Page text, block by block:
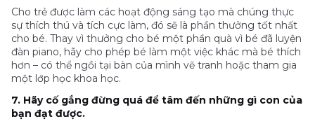
Cho trẻ được làm các hoạt động sáng tạo mà chúng thực
sự thích thú và tích cực làm, đó sẽ là phần thưởng tốt nhất
cho bé. Thay vì thưởng cho bé một phần quà vì bé đã luyện
đàn piano, hãy cho phép bé làm một việc khác mà bé thích
hơn – có thể ngồi tại bàn của mình vẽ tranh hoặc tham gia
một lớp học khoa học.
7. Hãy cố gắng đừng quá để tâm đến những gì con của
bạn đạt được.